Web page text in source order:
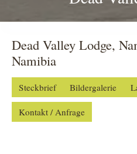
Dead Valley Lodge,
Namibia
Steckbrief Bildergalerie
Kontakt / Anfrage